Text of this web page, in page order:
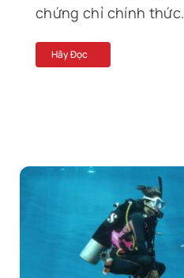
chứng chỉ chính thức.
Hãy Đọc